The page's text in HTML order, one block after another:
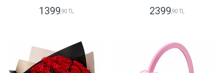
1399,90 TL 2399,90 TL